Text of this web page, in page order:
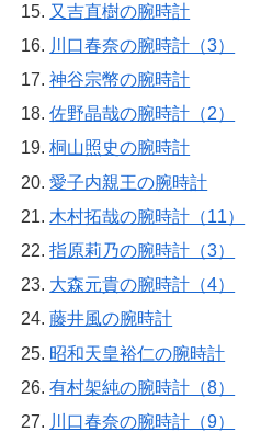
又吉直樹の腕時計
川口春奈の腕時計（3）
神谷宗幣の腕時計
佐野晶哉の腕時計（2）
桐山照史の腕時計
愛子内親王の腕時計
木村拓哉の腕時計（11）
指原莉乃の腕時計（3）
大森元貴の腕時計（4）
藤井風の腕時計
昭和天皇裕仁の腕時計
有村架純の腕時計（8）
川口春奈の腕時計（9）